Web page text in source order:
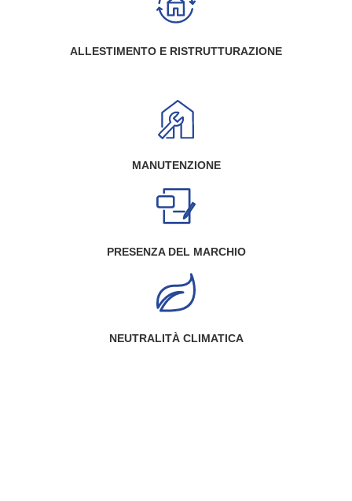
ALLESTIMENTO E RISTRUTTURAZIONE
MANUTENZIONE
PRESENZA DEL MARCHIO
NEUTRALITÀ CLIMATICA